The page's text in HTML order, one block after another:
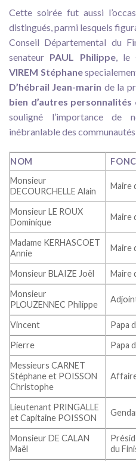
Cette soirée fut aussi
distingués, parmi lesquels
Conseil Départemental du
senateur PAUL Philippe, le
VIREM Stéphane
D’hébrail Jean-marin de la
bien d’autres
souligné l’importance
inébranlable des
NOM
Monsieur
DECOURCHELLE Alain
Maire
Monsieur LE ROUX
Dominique
Maire
Madame KERHASCOET
Annie
Maire
Monsieur BLAIZE Joël
Maire
Monsieur
PLOUZENNEC Philippe
Vincent
Papa
Pierre
Papa
Messieurs CARNET
Stéphane et POISSON
Christophe
Lieutenant PRINGALLE
et Capitaine POISSON
Monsieur DE CALAN
Maël
du